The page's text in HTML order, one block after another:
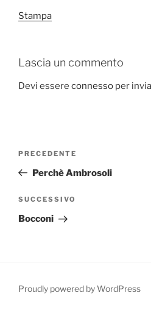
Stampa
Lascia un commento
Devi essere connesso per
Articolo
precedente:
PRECEDENTE
Perchè Ambrosoli
Articolo
successivo
SUCCESSIVO
Bocconi
Proudly powered by WordPress